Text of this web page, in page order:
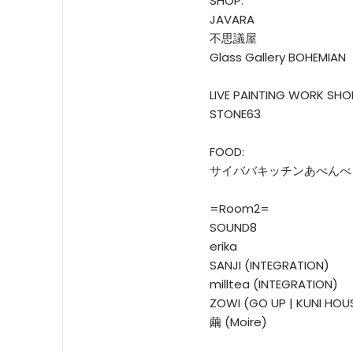
JAVARA
不思議屋
Glass Gallery BOHEMIAN
LIVE PAINTING WORK
STONE63
FOOD:
サイババキッチンあべんべ
=Room2=
SOUND8
erika
SANJI (INTEGRATION)
milltea (INTEGRATION)
ZOWI (GO UP | KUNI
繭 (Moire)